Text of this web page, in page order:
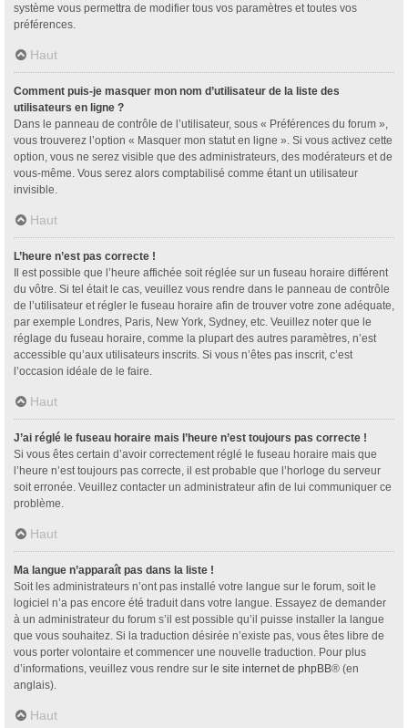
système vous permettra de modifier tous vos paramètres et toutes vos
préférences.
Haut
Comment puis-je masquer mon nom d’utilisateur de la liste des
utilisateurs en ligne ?
Dans le panneau de contrôle de l’utilisateur, sous « Préférences du forum »,
vous trouverez l’option « Masquer mon statut en ligne ». Si vous activez cette
option, vous ne serez visible que des administrateurs, des modérateurs et de
vous-même. Vous serez alors comptabilisé comme étant un utilisateur
invisible.
Haut
L’heure n’est pas correcte !
Il est possible que l’heure affichée soit réglée sur un fuseau horaire différent
du vôtre. Si tel était le cas, veuillez vous rendre dans le panneau de contrôle
de l’utilisateur et régler le fuseau horaire afin de trouver votre zone adéquate,
par exemple Londres, Paris, New York, Sydney, etc. Veuillez noter que le
réglage du fuseau horaire, comme la plupart des autres paramètres, n’est
accessible qu’aux utilisateurs inscrits. Si vous n’êtes pas inscrit, c’est
l’occasion idéale de le faire.
Haut
J’ai réglé le fuseau horaire mais l’heure n’est toujours pas correcte !
Si vous êtes certain d’avoir correctement réglé le fuseau horaire mais que
l’heure n’est toujours pas correcte, il est probable que l’horloge du serveur
soit erronée. Veuillez contacter un administrateur afin de lui communiquer ce
problème.
Haut
Ma langue n’apparaît pas dans la liste !
Soit les administrateurs n’ont pas installé votre langue sur le forum, soit le
logiciel n’a pas encore été traduit dans votre langue. Essayez de demander
à un administrateur du forum s’il est possible qu’il puisse installer la langue
que vous souhaitez. Si la traduction désirée n’existe pas, vous êtes libre de
vous porter volontaire et commencer une nouvelle traduction. Pour plus
d’informations, veuillez vous rendre sur le site internet de phpBB® (en
anglais).
Haut